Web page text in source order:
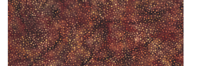
Hobby/Knutselen
Stoffen
Breien en haken